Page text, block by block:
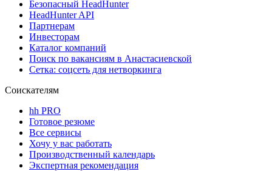
Безопасный HeadHunter
HeadHunter API
Партнерам
Инвесторам
Каталог компаний
Поиск по вакансиям в Анастасиевской
Сетка: соцсеть для нетворкинга
Соискателям
hh PRO
Готовое резюме
Все сервисы
Хочу у вас работать
Производственный календарь
Экспертная рекомендация